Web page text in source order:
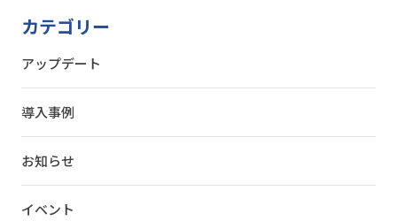
カテゴリー
アップデート
導入事例
お知らせ
イベント